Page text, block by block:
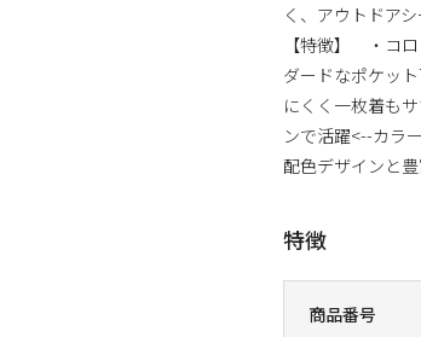
商品番号
く、アウトドア
【特徴】 ・コ
ダードなポケッ
にくく一枚着も
ンで活躍<--カラ
配色デザインと
特徴